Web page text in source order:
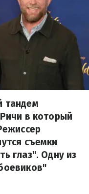
тандем
в который
съемки
глаз". Одну из